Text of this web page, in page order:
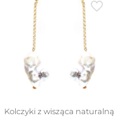
wariantów.
można
wybrać
stronie
Kolczyki z wisząca naturalną